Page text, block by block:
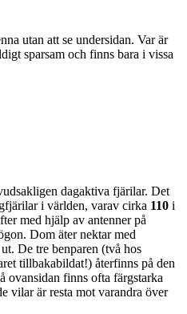
utan att se undersidan. Var är
sparsam och finns bara i vissa
dagaktiva fjärilar. Det
i världen, varav cirka 110 i
med hjälp av antenner på
Dom äter nektar med
De tre benparen (två hos
tillbakabildat!) återfinns på den
ovansidan finns ofta färgstarka
vilar är resta mot varandra över